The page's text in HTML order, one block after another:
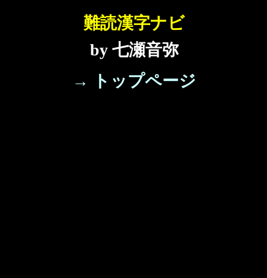
難読漢字ナビ
by 七瀬音弥
→ トップページ